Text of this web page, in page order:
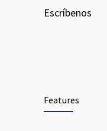
Escríbenos
Features